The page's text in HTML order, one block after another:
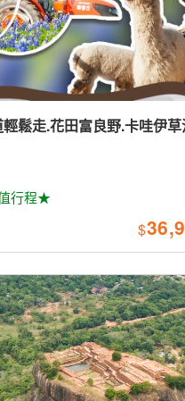
輕鬆走.花田富良野.卡哇伊
行程★
$